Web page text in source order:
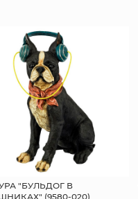
"БУЛЬДОГ В
(9580-020)